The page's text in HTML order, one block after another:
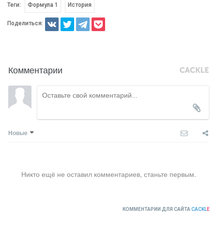
Теги: Формула 1 История
Поделиться:
Комментарии
Новые
Никто ещё не оставил комментариев, станьте первым.
КОММЕНТАРИИ ДЛЯ САЙТА CACKLE